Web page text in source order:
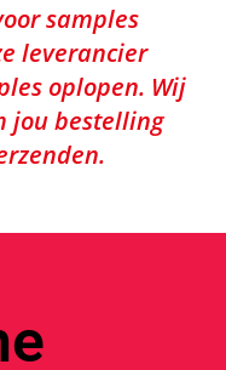
samples
leverancier
oplopen. Wij
jou bestelling